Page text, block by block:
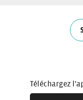
Téléchargez
Précurseur de
tous un service de
Adresse e-mail: